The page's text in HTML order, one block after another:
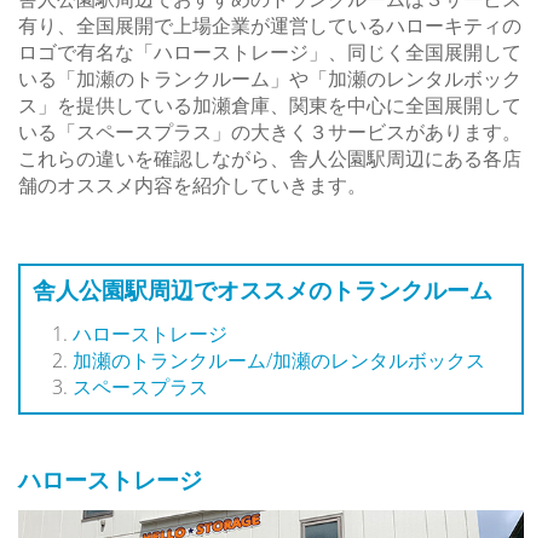
有り、全国展開で上場企業が運営しているハローキティの
ロゴで有名な「ハローストレージ」、同じく全国展開して
いる「加瀬のトランクルーム」や「加瀬のレンタルボック
ス」を提供している加瀬倉庫、関東を中心に全国展開して
いる「スペースプラス」の大きく３サービスがあります。
これらの違いを確認しながら、舎人公園駅周辺にある各店
舗のオススメ内容を紹介していきます。
舎人公園駅周辺でオススメのトランクルーム
ハローストレージ
加瀬のトランクルーム/加瀬のレンタルボックス
スペースプラス
ハローストレージ